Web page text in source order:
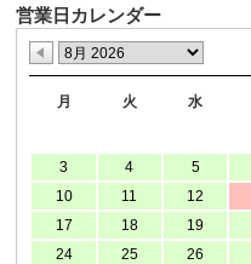
営業日カレンダー
月 火 水
3
4 5
10
11 12
17
18 19
24
25 26